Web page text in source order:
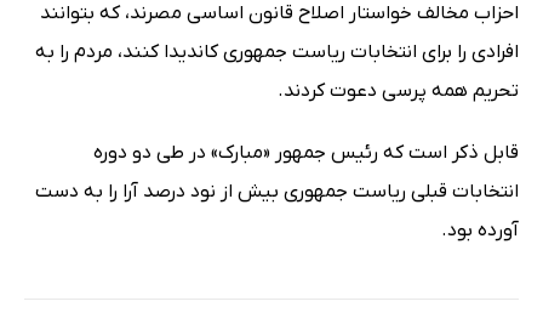
احزاب مخالف خواستار اصلاح قانون اساسی مصرند، که بتوانند
افرادی را برای انتخابات ریاست جمهوری کاندیدا کنند، مردم را به
تحریم همه پرسی دعوت کردند.
قابل ذکر است که رئیس جمهور «مبارک» در طی دو دوره
انتخابات قبلی ریاست جمهوری بیش از نود درصد آرا را به دست
آورده بود.